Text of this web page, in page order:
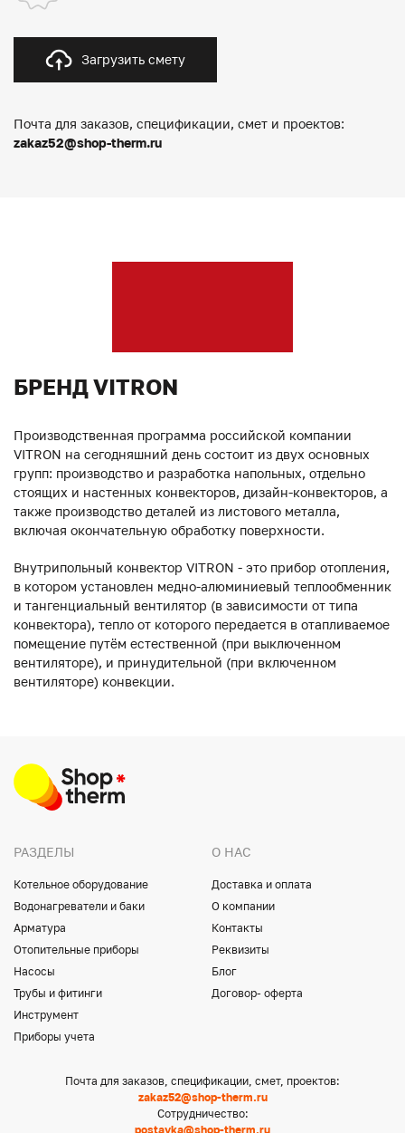
Загрузить смету
Почта для заказов, спецификации, смет и проектов:
zakaz52@shop-therm.ru
БРЕНД VITRON
Производственная программа российской компании
VITRON на сегодняшний день состоит из двух основных
групп: производство и разработка напольных, отдельно
стоящих и настенных конвекторов, дизайн-конвекторов, а
также производство деталей из листового металла,
включая окончательную обработку поверхности.
Внутрипольный конвектор VITRON - это прибор отопления,
в котором установлен медно-алюминиевый теплообменник
и тангенциальный вентилятор (в зависимости от типа
конвектора), тепло от которого передается в отапливаемое
помещение путём естественной (при выключенном
вентиляторе), и принудительной (при включенном
вентиляторе) конвекции.
РАЗДЕЛЫ
Котельное оборудование
Водонагреватели и баки
Арматура
Отопительные приборы
Насосы
Трубы и фитинги
Инструмент
Приборы учета
О НАС
Доставка и оплата
О компании
Контакты
Реквизиты
Блог
Договор- оферта
Почта для заказов, спецификации, смет, проектов:
zakaz52@shop-therm.ru
Сотрудничество:
postavka@shop-therm.ru